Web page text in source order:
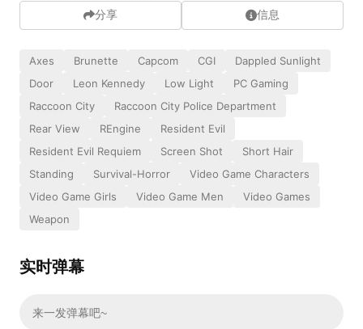
分享 信息
Axes Brunette Capcom CGI
Dappled Sunlight
Door
Leon Kennedy Low Light
PC Gaming
Raccoon City
Raccoon City Police Department
Rear View
REngine
Resident Evil
Resident Evil Requiem
Screen Shot
Short Hair
Standing
Survival-Horror
Video Game Characters
Video Game Girls
Video Game Men
Video Games
Weapon
实时弹幕
相关壁纸